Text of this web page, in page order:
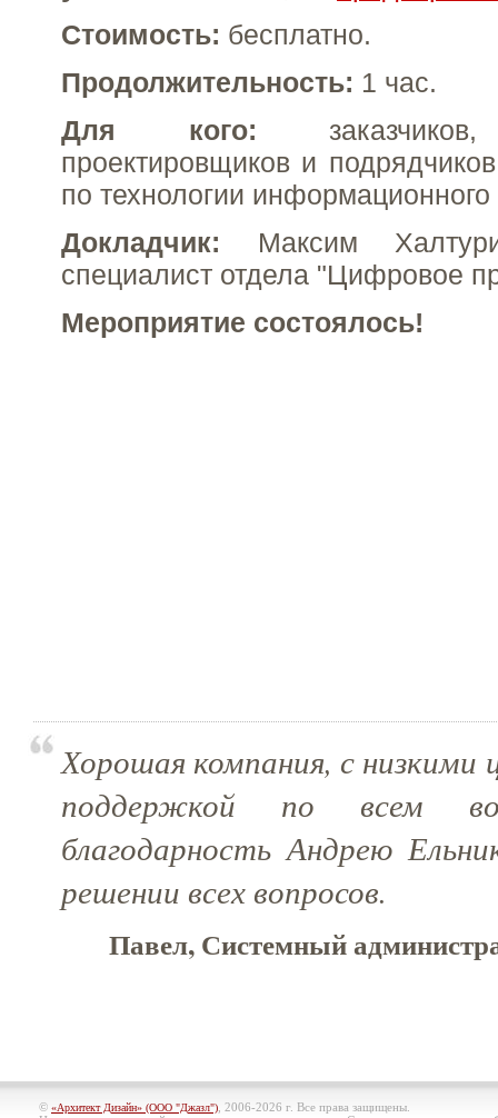
Стоимость: бесплатно.
Продолжительность: 1 час.
Для кого:
проектировщиков и
по технологии
Докладчик: Максим
специалист отдела "Цифровое
Мероприятие состоялось!
Хорошая компания, с низкими
поддержкой по всем
благодарность Андрею
решении всех вопросов.
Павел, Системный
© «Архитект Дизайн» (ООО "Джазл") , 2006-2026 г. Все права защищены.